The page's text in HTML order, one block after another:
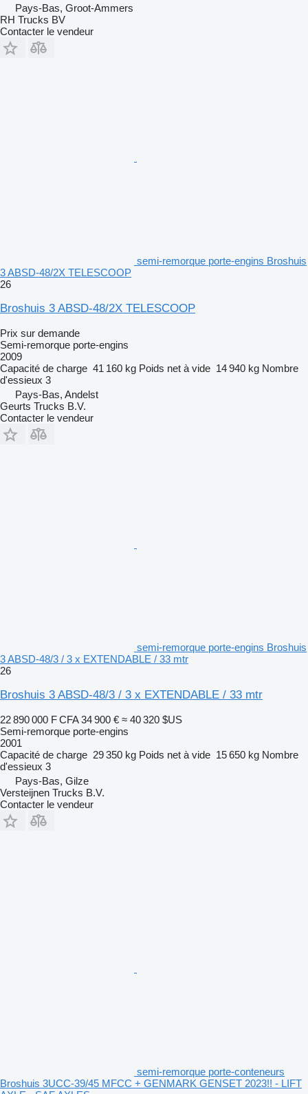
Pays-Bas, Groot-Ammers
RH Trucks BV
Contacter le vendeur
semi-remorque porte-engins Broshuis
3 ABSD-48/2X TELESCOOP
26
Broshuis 3 ABSD-48/2X TELESCOOP
Prix sur demande
Semi-remorque porte-engins
2009
Capacité de charge 41 160 kg Poids net à vide 14 940 kg Nombre
d'essieux 3
Pays-Bas, Andelst
Geurts Trucks B.V.
Contacter le vendeur
semi-remorque porte-engins Broshuis
3 ABSD-48/3 / 3 x EXTENDABLE / 33 mtr
26
Broshuis 3 ABSD-48/3 / 3 x EXTENDABLE / 33 mtr
22 890 000 F CFA 34 900 € ≈ 40 320 $US
Semi-remorque porte-engins
2001
Capacité de charge 29 350 kg Poids net à vide 15 650 kg Nombre
d'essieux 3
Pays-Bas, Gilze
Versteijnen Trucks B.V.
Contacter le vendeur
semi-remorque porte-conteneurs
Broshuis 3UCC-39/45 MFCC + GENMARK GENSET 2023!! - LIFT